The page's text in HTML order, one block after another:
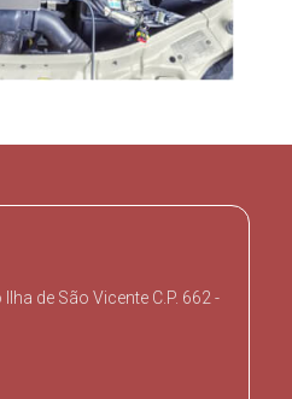
de São Vicente C.P. 662 -